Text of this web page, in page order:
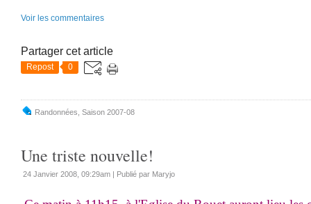
Voir les commentaires
Partager cet article
Repost 0
Randonnées Saison 2007-08
Une triste nouvelle!
24 Janvier 2008, 09:29am | Publié par Maryjo